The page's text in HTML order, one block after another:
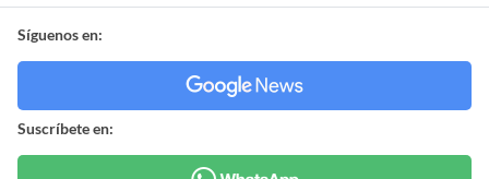
Síguenos en:
Suscríbete en: